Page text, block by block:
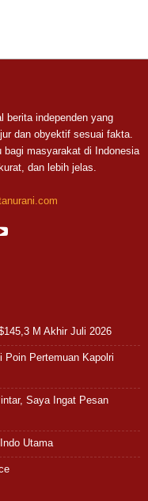
berita independen yang
dan obyektif sesuai fakta.
bagi masyarakat di Indonesia
dan lebih jelas.
M Akhir Juli 2026
Poin Pertemuan Kapolri
Saya Ingat Pesan
Utama